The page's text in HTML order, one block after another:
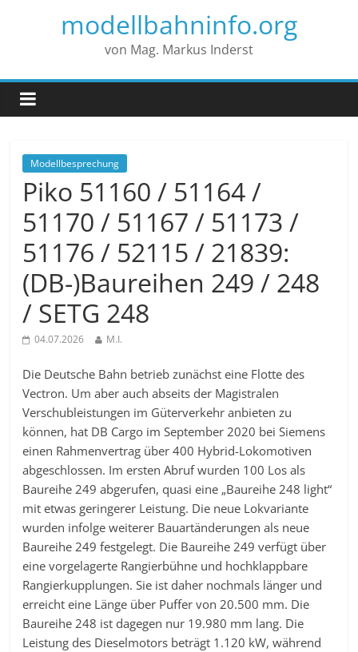
modellbahninfo.org
von Mag. Markus Inderst
Modellbesprechung
Piko 51160 / 51164 /
51170 / 51167 / 51173 /
51176 / 52115 / 21839:
(DB-)Baureihen 249 / 248
/ SETG 248
04.07.2026 M.I.
Die Deutsche Bahn betrieb zunächst eine Flotte des
Vectron. Um aber auch abseits der Magistralen
Verschubleistungen im Güterverkehr anbieten zu
können, hat DB Cargo im September 2020 bei Siemens
einen Rahmenvertrag über 400 Hybrid-Lokomotiven
abgeschlossen. Im ersten Abruf wurden 100 Los als
Baureihe 249 abgerufen, quasi eine „Baureihe 248 light“
mit etwas geringerer Leistung. Die neue Lokvariante
wurden infolge weiterer Bauartänderungen als neue
Baureihe 249 festgelegt. Die Baureihe 249 verfügt über
eine vorgelagerte Rangierbühne und hochklappbare
Rangierkupplungen. Sie ist daher nochmals länger und
erreicht eine Länge über Puffer von 20.500 mm. Die
Baureihe 248 ist dagegen nur 19.980 mm lang. Die
Leistung des Dieselmotors beträgt 1.120 kW, während